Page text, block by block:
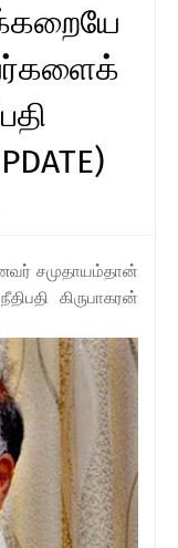
சமுதாயம்தான்
கிருபாகரன்